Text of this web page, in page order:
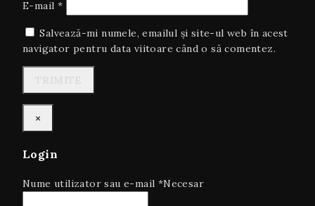
E-mail *
Salvează-mi numele, emailul și site-ul web în acest
navigator pentru data viitoare când o să comentez.
×
Login
Nume utilizator sau e-mail *Necesar